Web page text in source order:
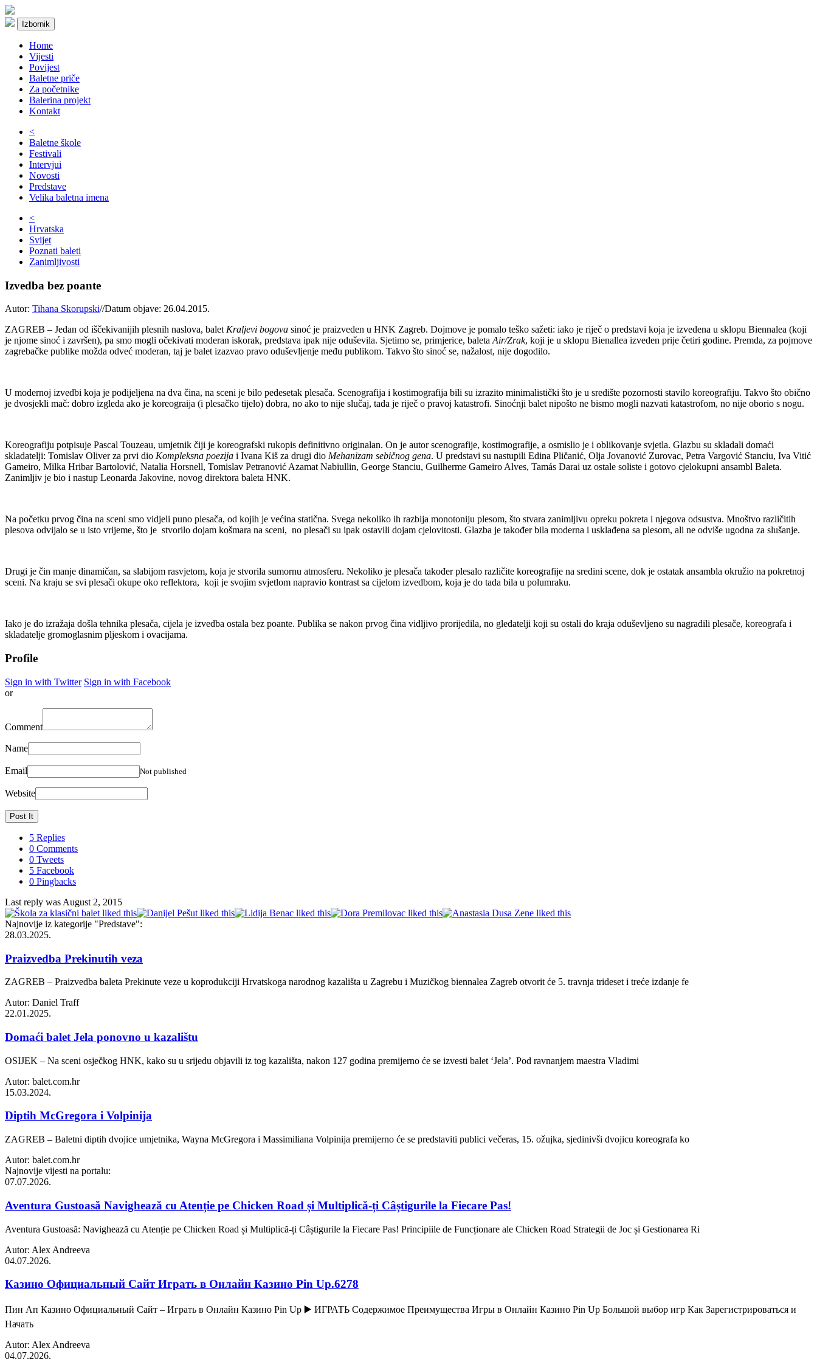
Izbornik
Home
Vijesti
Povijest
Baletne priče
Za početnike
Balerina projekt
Kontakt
<
Baletne škole
Festivali
Intervjui
Novosti
Predstave
Velika baletna imena
<
Hrvatska
Svijet
Poznati baleti
Zanimljivosti
Izvedba bez poante
Autor: Tihana Skorupski//Datum objave: 26.04.2015.
ZAGREB – Jedan od iščekivanijih plesnih naslova, baletKraljevi bogova sinoć je praizveden u HNK Zagreb. Dojmove je pomalo teško sažeti: iako je riječ o predstavi koja je izvedena u sklopu Biennalea (koji
je njome sinoć i završen), pa smo mogli očekivati moderan iskorak, predstava ipak nije oduševila. Sjetimo se, primjerice, baletaAir/Zrak, koji je u sklopu Bienallea izveden prije četiri godine. Premda, za pojmove
zagrebačke publike možda odveć moderan, taj je balet izazvao pravo oduševljenje među publikom. Takvo što sinoć se, nažalost, nije dogodilo.
U modernoj izvedbi koja je podijeljena na dva čina, na sceni je bilo pedesetak plesača. Scenografija i kostimografija bili su izrazito minimalistički što je u središte pozornosti stavilo koreografiju. Takvo što obično
je dvosjekli mač: dobro izgleda ako je koreograija (i plesačko tijelo) dobra, no ako to nije slučaj, tada je riječ o pravoj katastrofi. Sinoćnji balet nipošto ne bismo mogli nazvati katastrofom, no nije oborio s nogu.
Koreografiju potpisuje Pascal Touzeau, umjetnik čiji je koreografski rukopis definitivno originalan. On je autor scenografije, kostimografije, a osmislio je i oblikovanje svjetla. Glazbu su skladali domaći
skladatelji: Tomislav Oliver za prvi dio Kompleksna poezija i Ivana Kiš za drugi dio Mehanizam sebičnog gena. U predstavi su nastupili Edina Pličanić, Olja Jovanović Zurovac, Petra Vargović Stanciu, Iva Vitić
Gameiro, Milka Hribar Bartolović, Natalia Horsnell, Tomislav Petranović Azamat Nabiullin, George Stanciu, Guilherme Gameiro Alves, Tamás Darai uz ostale soliste i gotovo cjelokupni ansambl Baleta.
Zanimljiv je bio i nastup Leonarda Jakovine, novog direktora baleta HNK.
Na početku prvog čina na sceni smo vidjeli puno plesača, od kojih je većina statična. Svega nekoliko ih razbija monotoniju plesom, što stvara zanimljivu opreku pokreta i njegova odsustva. Mnoštvo različitih
plesova odvijalo se u isto vrijeme, što je stvorilo dojam košmara na sceni, no plesači su ipak ostavili dojam cjelovitosti. Glazba je također bila moderna i usklađena sa plesom, ali ne odviše ugodna za slušanje.
Drugi je čin manje dinamičan, sa slabijom rasvjetom, koja je stvorila sumornu atmosferu. Nekoliko je plesača također plesalo različite koreografije na sredini scene, dok je ostatak ansambla okružio na pokretnoj
sceni. Na kraju se svi plesači okupe oko reflektora, koji je svojim svjetlom napravio kontrast sa cijelom izvedbom, koja je do tada bila u polumraku.
Iako je do izražaja došla tehnika plesača, cijela je izvedba ostala bez poante. Publika se nakon prvog čina vidljivo prorijedila, no gledatelji koji su ostali do kraja oduševljeno su nagradili plesače, koreografa i
skladatelje gromoglasnim pljeskom i ovacijama.
Profile
Sign in with Twitter Sign in with Facebook
or
Comment
Name
Email Not published
Website
5 Replies
0 Comments
0 Tweets
5 Facebook
0 Pingbacks
Last reply was August 2, 2015
Najnovije iz kategorije "Predstave":
28.03.2025.
Praizvedba Prekinutih veza
ZAGREB – Praizvedba baleta Prekinute veze u koprodukciji Hrvatskoga narodnog kazališta u Zagrebu i Muzičkog biennalea Zagreb otvorit će 5. travnja trideset i treće izdanje fe
Autor: Daniel Traff
22.01.2025.
Domaći balet Jela ponovno u kazalištu
OSIJEK – Na sceni osječkog HNK, kako su u srijedu objavili iz tog kazališta, nakon 127 godina premijerno će se izvesti balet ‘Jela’. Pod ravnanjem maestra Vladimi
Autor: balet.com.hr
15.03.2024.
Diptih McGregora i Volpinija
ZAGREB – Baletni diptih dvojice umjetnika, Wayna McGregora i Massimiliana Volpinija premijerno će se predstaviti publici večeras, 15. ožujka, sjedinivši dvojicu koreografa ko
Autor: balet.com.hr
Najnovije vijesti na portalu:
07.07.2026.
Aventura Gustoasă Navighează cu Atenție pe Chicken Road și Multiplică-ți Câștigurile la Fiecare Pas!
Aventura Gustoasă: Navighează cu Atenție pe Chicken Road și Multiplică-ți Câștigurile la Fiecare Pas! Principiile de Funcționare ale Chicken Road Strategii de Joc și Gestionarea Ri
Autor: Alex Andreeva
04.07.2026.
Казино Официальный Сайт Играть в Онлайн Казино Pin Up.6278
Пин Ап Казино Официальный Сайт – Играть в Онлайн Казино Pin Up ▶️ ИГРАТЬ Содержимое Преимущества Игры в Онлайн Казино Pin Up Большой выбор игр Как Зарегистрироваться и
Начать
Autor: Alex Andreeva
04.07.2026.